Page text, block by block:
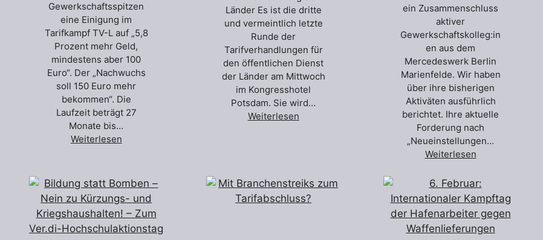
Gewerkschaftsspitzen
eine Einigung im
Tarifkampf TV-L auf „5,8
Prozent mehr Geld,
mindestens aber 100
Euro“. Der „Nachwuchs
soll 150 Euro mehr
bekommen“. Die
Laufzeit beträgt 27
Monate bis…
Weiterlesen
Länder Es ist die dritte
und vermeintlich letzte
Runde der
Tarifverhandlungen für
den öffentlichen Dienst
der Länder am Mittwoch
im Kongresshotel
Potsdam. Sie wird…
Weiterlesen
ein Zusammenschluss
aktiver
Gewerkschaftskolleg:in
en aus dem
Mercedeswerk Berlin
Marienfelde. Wir haben
über ihre bisherigen
Aktiväten ausführlich
berichtet. Ihre aktuelle
Forderung nach
„Neueinstellungen…
Weiterlesen